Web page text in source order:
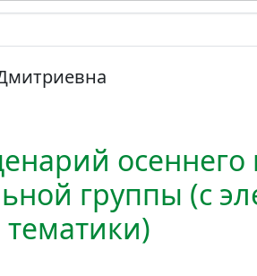
группы (с